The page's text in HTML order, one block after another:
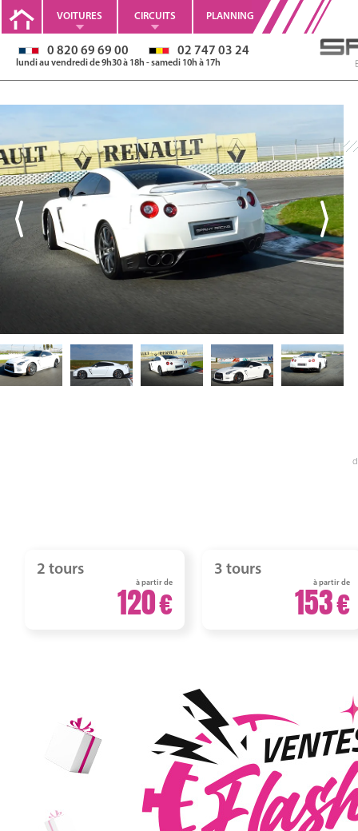
VOITURES CIRCUITS PLANNING
0 820 69 69 00 02 747 03 24
lundi au vendredi de 9h30 à 18h - samedi 10h à 17h
2 tours
à partir de
120
3 tours
à partir de
153